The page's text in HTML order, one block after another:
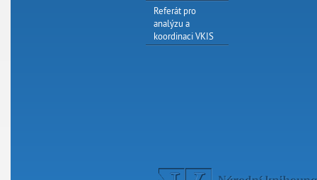
Referát pro
analýzu a
koordinaci VKIS